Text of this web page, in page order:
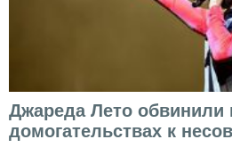
Джареда Лето обвинили
домогательствах к